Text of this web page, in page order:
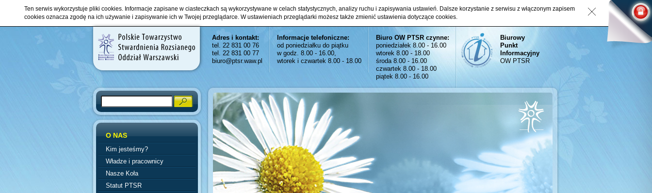
Ten serwis wykorzystuje pliki cookies. Informacje zapisane w ciasteczkach są wykorzystywane w celach statystycznych, analizy ruchu i zapisywania ustawień. Dalsze korzystanie z serwisu z włączonym zapisem
cookies oznacza zgodę na ich używanie i zapisywanie ich w Twojej przeglądarce. W ustawieniach przeglądarki możesz także zmienić ustawienia dotyczące cookies.
Adres i kontakt:
tel. 22 831 00 76
tel. 22 831 00 77
biuro@ptsr.waw.pl
Informacje telefoniczne:
od poniedziałku do piątku
w godz. 8.00 - 16.00,
wtorek i czwartek 8.00 - 18.00
Biuro OW PTSR czynne:
poniedziałek 8.00 - 16.00
wtorek 8.00 - 18.00
środa 8.00 - 16.00
czwartek 8.00 - 18.00
piątek 8.00 - 16.00
Biurowy
Punkt
Informacyjny
OW PTSR
O NAS
Kim jesteśmy?
Władze i pracownicy
Nasze Koła
Statut PTSR